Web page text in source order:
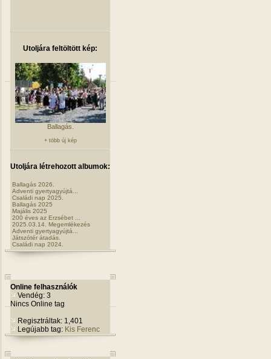
Utoljára feltöltött kép:
Ballagás.
+ több új kép
Utoljára létrehozott albumok:
Ballagás 2026.
Adventi gyertyagyújtá...
Családi nap 2025.
Ballagás 2025
Majális 2025
200 éves az Erzsébet ...
2025.03.14. Megemlékezés
Adventi gyertyagyújtá...
Játszótér átadás.
Családi nap 2024.
Online felhasználók
Vendég: 3
Nincs Online tag
Regisztráltak: 1,401
Legújabb tag: Kis Ferenc